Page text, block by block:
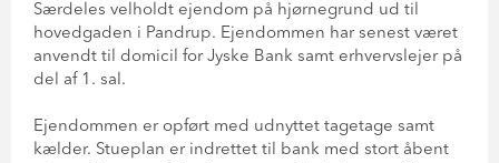
Særdeles velholdt ejendom på hjørnegrund ud til
hovedgaden i Pandrup. Ejendommen har senest været
anvendt til domicil for Jyske Bank samt erhvervslejer på
del af 1. sal.
Ejendommen er opført med udnyttet tagetage samt
kælder. Stueplan er indrettet til bank med stort åbent